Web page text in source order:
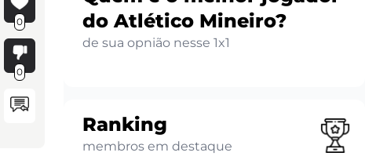
0
0
do Atlético Mineiro?
de sua opnião nesse 1x1
Ranking
membros em destaque